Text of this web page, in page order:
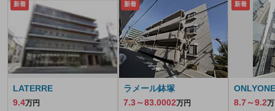
新着
LATERRE
9.4万円
新着
ラメール鉢塚
7.3～83.0002万円
新着
8.7～9.2